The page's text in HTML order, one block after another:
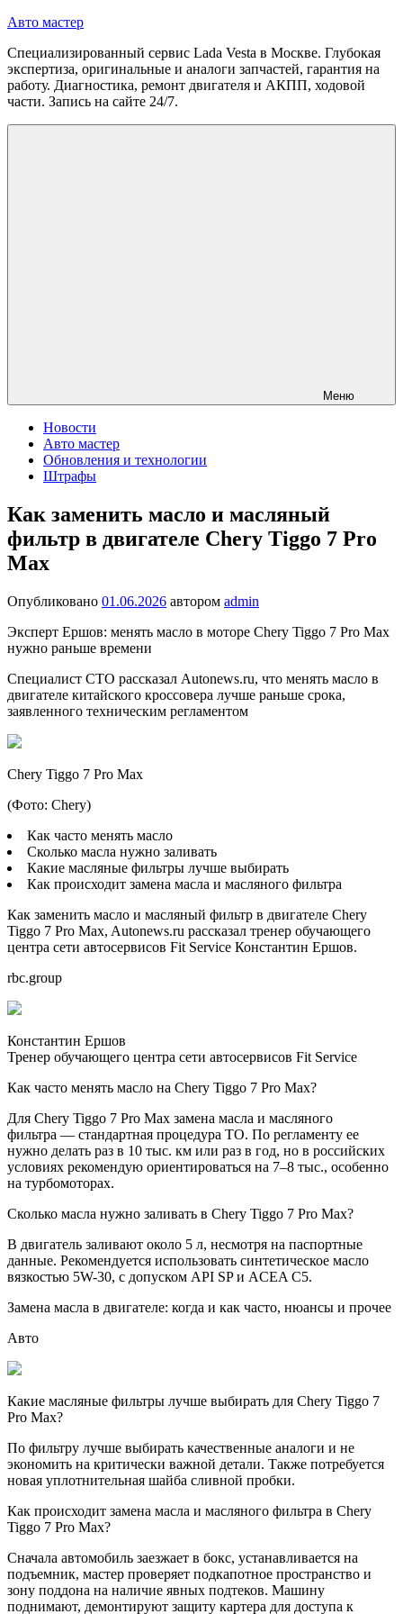
Перейти
содержимому
Авто мастер
Специализированный сервис Lada Vesta в Москве. Глубокая
экспертиза, оригинальные и аналоги запчастей, гарантия на
работу. Диагностика, ремонт двигателя и АКПП, ходовой
части. Запись на сайте 24/7.
Меню
Новости
Авто мастер
Обновления и технологии
Штрафы
Как заменить масло и масляный
фильтр в двигателе Chery Tiggo 7 Pro
Max
Опубликовано 01.06.2026 автором admin
Эксперт Ершов: менять масло в моторе Chery Tiggo 7 Pro Max
нужно раньше времени
Специалист СТО рассказал Autonews.ru, что менять масло в
двигателе китайского кроссовера лучше раньше срока,
заявленного техническим регламентом
Chery Tiggo 7 Pro Max
(Фото: Chery)
Как часто менять масло
Сколько масла нужно заливать
Какие масляные фильтры лучше выбирать
Как происходит замена масла и масляного фильтра
Как заменить масло и масляный фильтр в двигателе Chery
Tiggo 7 Pro Max, Autonews.ru рассказал тренер обучающего
центра сети автосервисов Fit Service Константин Ершов.
rbc.group
Константин Ершов
Тренер обучающего центра сети автосервисов Fit Service
Как часто менять масло на Chery Tiggo 7 Pro Max?
Для Chery Tiggo 7 Pro Max замена масла и масляного
фильтра — стандартная процедура ТО. По регламенту ее
нужно делать раз в 10 тыс. км или раз в год, но в российских
условиях рекомендую ориентироваться на 7–8 тыс., особенно
на турбомоторах.
Сколько масла нужно заливать в Chery Tiggo 7 Pro Max?
В двигатель заливают около 5 л, несмотря на паспортные
данные. Рекомендуется использовать синтетическое масло
вязкостью 5W-30, с допуском API SP и ACEA C5.
Замена масла в двигателе: когда и как часто, нюансы и прочее
Авто
Какие масляные фильтры лучше выбирать для Chery Tiggo 7
Pro Max?
По фильтру лучше выбирать качественные аналоги и не
экономить на критически важной детали. Также потребуется
новая уплотнительная шайба сливной пробки.
Как происходит замена масла и масляного фильтра в Chery
Tiggo 7 Pro Max?
Сначала автомобиль заезжает в бокс, устанавливается на
подъемник, мастер проверяет подкапотное пространство и
зону поддона на наличие явных подтеков. Машину
поднимают, демонтируют защиту картера для доступа к